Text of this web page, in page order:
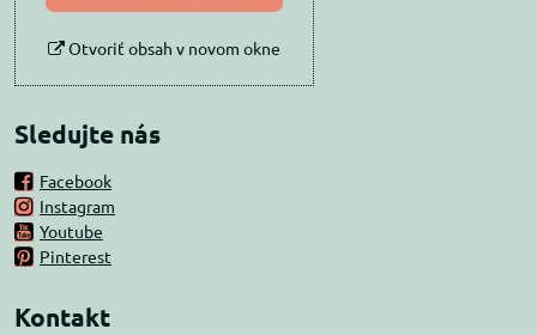
Otvoriť obsah v novom okne
Sledujte nás
Facebook
Instagram
Youtube
Pinterest
Kontakt